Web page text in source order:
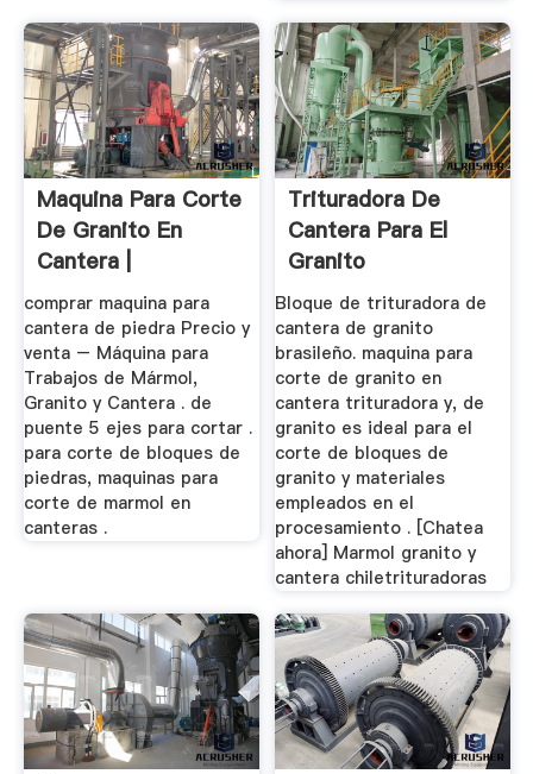
Maquina Para Corte
De Granito En
Cantera |
Trituradora Y ...
comprar maquina para
cantera de piedra Precio y
venta – Máquina para
Trabajos de Mármol,
Granito y Cantera . de
puente 5 ejes para cortar .
para corte de bloques de
piedras, maquinas para
corte de marmol en
canteras .
Trituradora De
Cantera Para El
Granito
Bloque de trituradora de
cantera de granito
brasileño. maquina para
corte de granito en
cantera trituradora y, de
granito es ideal para el
corte de bloques de
granito y materiales
empleados en el
procesamiento . [Chatea
ahora] Marmol granito y
cantera chiletrituradoras